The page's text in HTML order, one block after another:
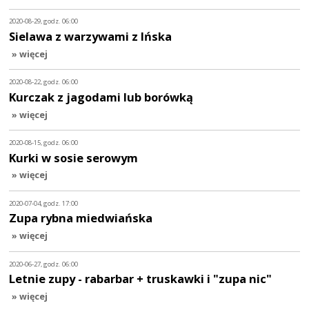
2020-08-29, godz. 06:00
Sielawa z warzywami z Ińska
» więcej
2020-08-22, godz. 06:00
Kurczak z jagodami lub borówką
» więcej
2020-08-15, godz. 06:00
Kurki w sosie serowym
» więcej
2020-07-04, godz. 17:00
Zupa rybna miedwiańska
» więcej
2020-06-27, godz. 06:00
Letnie zupy - rabarbar + truskawki i "zupa nic"
» więcej